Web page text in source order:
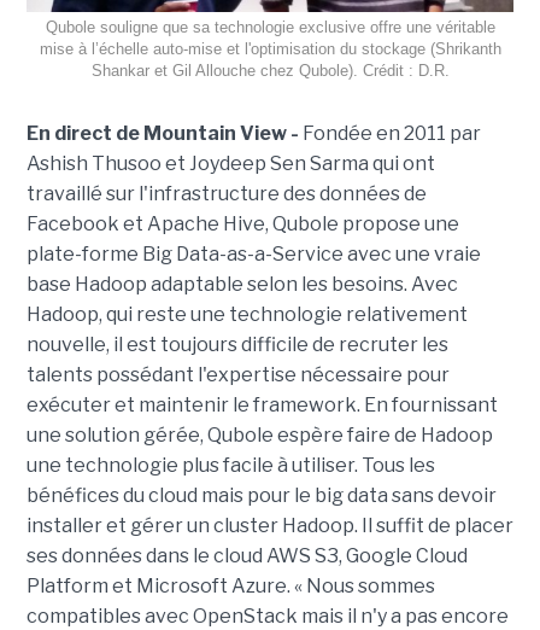
Qubole souligne que sa technologie exclusive offre une véritable
mise à l’échelle auto-mise et l'optimisation du stockage (Shrikanth
Shankar et Gil Allouche chez Qubole). Crédit : D.R.
En direct de Mountain View - Fondée en 2011 par
Ashish Thusoo et Joydeep Sen Sarma qui ont
travaillé sur l'infrastructure des données de
Facebook et Apache Hive, Qubole propose une
plate-forme Big Data-as-a-Service avec une vraie
base Hadoop adaptable selon les besoins. Avec
Hadoop, qui reste une technologie relativement
nouvelle, il est toujours difficile de recruter les
talents possédant l'expertise nécessaire pour
exécuter et maintenir le framework. En fournissant
une solution gérée, Qubole espère faire de Hadoop
une technologie plus facile à utiliser. Tous les
bénéfices du cloud mais pour le big data sans devoir
installer et gérer un cluster Hadoop. Il suffit de placer
ses données dans le cloud AWS S3, Google Cloud
Platform et Microsoft Azure. « Nous sommes
compatibles avec OpenStack mais il n'y a pas encore